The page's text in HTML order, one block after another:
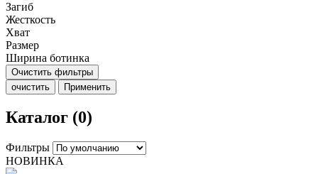
Загиб
Жесткость
Хват
Размер
Ширина ботинка
Очистить фильтры
очистить
Применить
Каталог (0)
Фильтры
НОВИНКА